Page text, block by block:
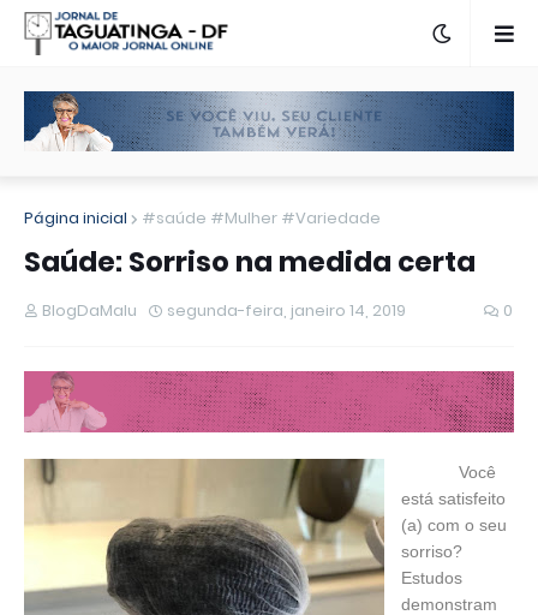
Página inicial #saúde #Mulher #Variedade
Saúde: Sorriso na medida certa
BlogDaMalu segunda-feira, janeiro 14, 2019 0
Você
está satisfeito
(a) com o seu
sorriso?
Estudos
demonstram